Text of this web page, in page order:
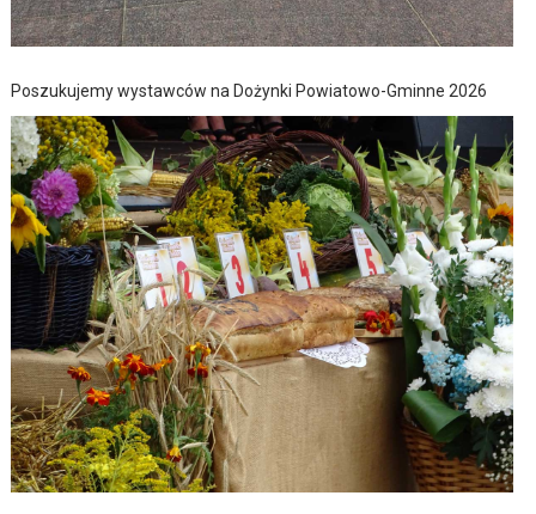
Poszukujemy wystawców na Dożynki Powiatowo-Gminne 2026